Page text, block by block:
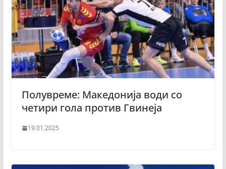
Полувреме: Македонија води со
четири гола против Гвинеја
19.01.2025